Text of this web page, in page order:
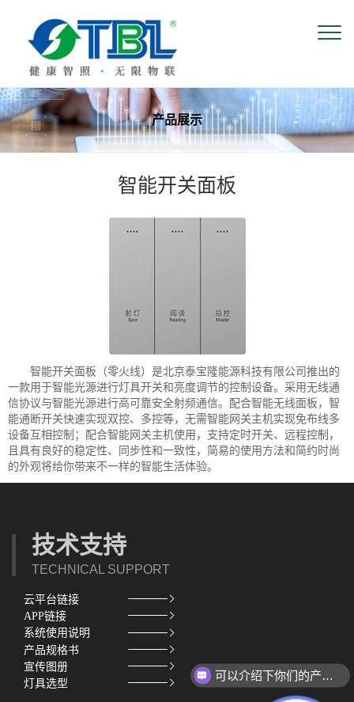
产品展示
智能开关面板
智能开关面板（零火线）是北京泰宝隆能源科技有限公司推出的
一款用于智能光源进行灯具开关和亮度调节的控制设备。采用无线通
信协议与智能光源进行高可靠安全射频通信。配合智能无线面板，智
能通断开关快速实现双控、多控等，无需智能网关主机实现免布线多
设备互相控制；配合智能网关主机使用，支持定时开关、远程控制，
且具有良好的稳定性、同步性和一致性，简易的使用方法和简约时尚
的外观将给你带来不一样的智能生活体验。
技术支持
TECHNICAL SUPPORT
云平台链接
APP链接
系统使用说明
产品规格书
宣传图册
灯具选型
可以介绍下你们的产品么？